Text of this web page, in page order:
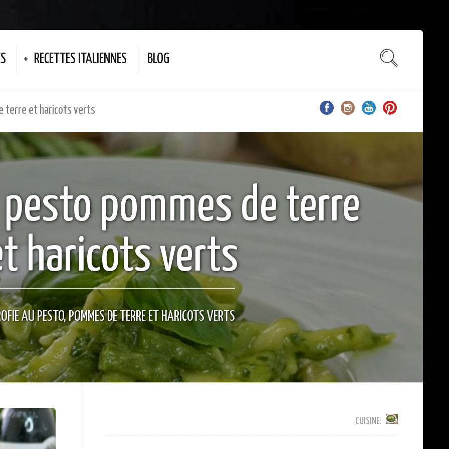
RECETTES ITALIENNES BLOG
terre et haricots verts
pommes de terre
haricots verts
AU PESTO, POMMES DE TERRE ET HARICOTS VERTS
CUISINE: